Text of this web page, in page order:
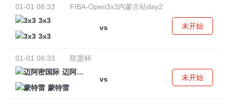
01-01 08:33
FIBA-Open3x3内蒙古站day2
3x3
vs
3x3
未开始
01-01 08:33
联盟杯
迈阿密国际
vs
蒙特雷
未开始